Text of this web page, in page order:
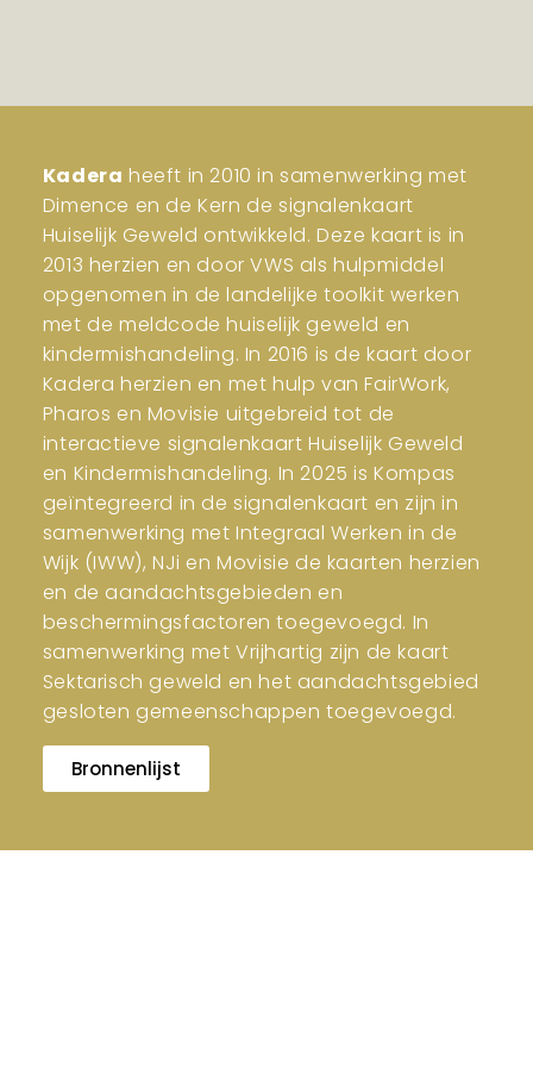
Kadera heeft in 2010 in samenwerking met
Dimence en de Kern de signalenkaart
Huiselijk Geweld ontwikkeld. Deze kaart is in
2013 herzien en door VWS als hulpmiddel
opgenomen in de landelijke toolkit werken
met de meldcode huiselijk geweld en
kindermishandeling. In 2016 is de kaart door
Kadera herzien en met hulp van FairWork,
Pharos en Movisie uitgebreid tot de
interactieve signalenkaart Huiselijk Geweld
en Kindermishandeling. In 2025 is Kompas
geïntegreerd in de signalenkaart en zijn in
samenwerking met Integraal Werken in de
Wijk (IWW), NJi en Movisie de kaarten herzien
en de aandachtsgebieden en
beschermingsfactoren toegevoegd. In
samenwerking met Vrijhartig zijn de kaart
Sektarisch geweld en het aandachtsgebied
gesloten gemeenschappen toegevoegd.
Bronnenlijst